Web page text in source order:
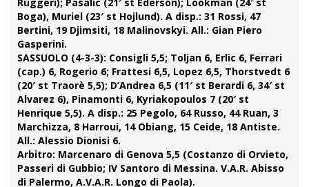
Ruggeri); Pasalic (21′ st Ederson); Lookman (24′ st
Boga), Muriel (23′ st Hojlund). A disp.: 31 Rossi, 47
Bertini, 19 Djimsiti, 18 Malinovskyi. All.: Gian Piero
Gasperini.
SASSUOLO (4-3-3): Consigli 5,5; Toljan 6, Erlic 6, Ferrari
(cap.) 6, Rogerio 6; Frattesi 6,5, Lopez 6,5, Thorstvedt 6
(20′ st Traorè 5,5); D’Andrea 6,5 (11′ st Berardi 6, 34′ st
Alvarez 6), Pinamonti 6, Kyriakopoulos 7 (20′ st
Henrique 5,5). A disp.: 25 Pegolo, 64 Russo, 44 Ruan, 3
Marchizza, 8 Harroui, 14 Obiang, 15 Ceide, 18 Antiste.
All.: Alessio Dionisi 6.
Arbitro: Marcenaro di Genova 5,5 (Costanzo di Orvieto,
Passeri di Gubbio; IV Santoro di Messina. V.A.R. Abisso
di Palermo, A.V.A.R. Longo di Paola).